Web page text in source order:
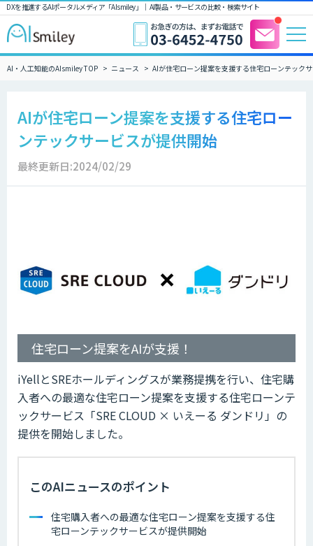
DXを推進するAIポータルメディア「AIsmiley」｜ AI製品・サービスの比較・検索サイト
AI・人工知能のAIsmiley TOP ニュース AIが住宅ローン提案を支援する住宅ローンテック
AIが住宅ローン提案を支援する住宅ロー
ンテックサービスが提供開始
最終更新日:2024/02/29
住宅ローン提案をAIが支援！
iYellとSREホールディングスが業務提携を行い、住宅購
入者への最適な住宅ローン提案を支援する住宅ローンテ
ックサービス「SRE CLOUD × いえーる ダンドリ」の
提供を開始しました。
このAIニュースのポイント
住宅購入者への最適な住宅ローン提案を支援する住
宅ローンテックサービスが提供開始